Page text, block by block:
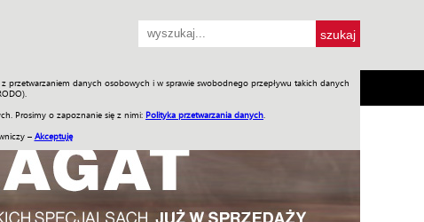
przetwarzaniem danych osobowych i w sprawie swobodnego przepływu takich danych
Prosimy o zapoznanie się z nimi: Polityka przetwarzania danych
– Akceptuję
SKLEP Jednodniówki Praca w WIW